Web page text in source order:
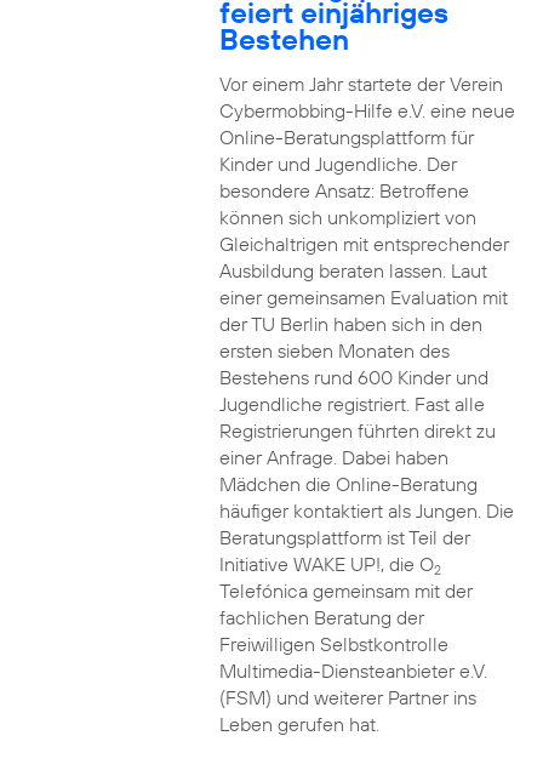
feiert einjähriges
Bestehen
Vor einem Jahr startete der Verein
Cybermobbing-Hilfe e.V. eine neue
Online-Beratungsplattform für
Kinder und Jugendliche. Der
besondere Ansatz: Betroffene
können sich unkompliziert von
Gleichaltrigen mit entsprechender
Ausbildung beraten lassen. Laut
einer gemeinsamen Evaluation mit
der TU Berlin haben sich in den
ersten sieben Monaten des
Bestehens rund 600 Kinder und
Jugendliche registriert. Fast alle
Registrierungen führten direkt zu
einer Anfrage. Dabei haben
Mädchen die Online-Beratung
häufiger kontaktiert als Jungen. Die
Beratungsplattform ist Teil der
Initiative WAKE UP!, die O2
Telefónica gemeinsam mit der
fachlichen Beratung der
Freiwilligen Selbstkontrolle
Multimedia-Diensteanbieter e.V.
(FSM) und weiterer Partner ins
Leben gerufen hat.